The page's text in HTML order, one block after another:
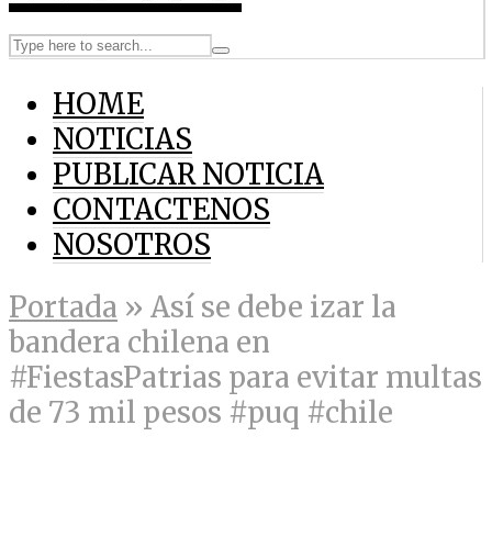
HOME
NOTICIAS
PUBLICAR NOTICIA
CONTACTENOS
NOSOTROS
Portada » Así se debe izar la
bandera chilena en
#FiestasPatrias para evitar multas
de 73 mil pesos #puq #chile